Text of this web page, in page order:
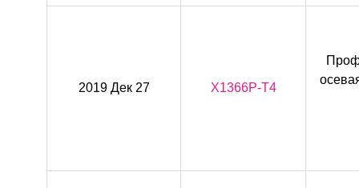
2019 Дек 27 X1366P-T4